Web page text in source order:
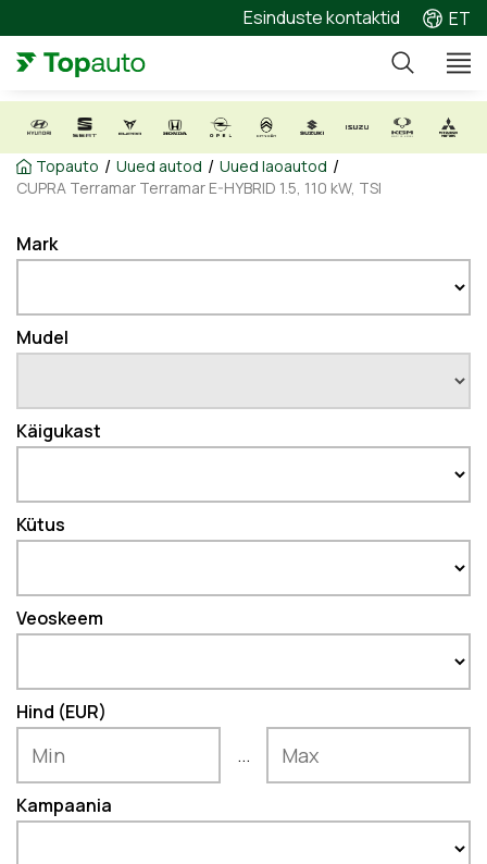
Esinduste kontaktid ET
Topauto / Uued autod / Uued laoautod /
CUPRA Terramar Terramar E-HYBRID 1.5, 110 kW, TSI
Mark
Mudel
Käigukast
Kütus
Veoskeem
Hind (EUR)
...
Kampaania